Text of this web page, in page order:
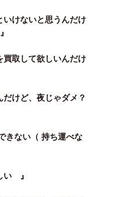
いけないと思うんだけ
買取して欲しいんだけ
だけど、夜じゃダメ？
きない（ 持ち運べな
い 』